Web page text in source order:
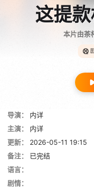
这提
本片由茶
导演：
内详
主演：
内详
更新：
2026-05-11 19:15
备注：
已完结
语言：
剧情：